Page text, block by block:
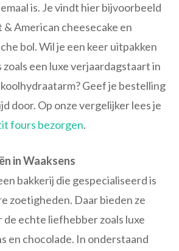
is. Je vindt hier bijvoorbeeld
American cheesecake en
bol. Wil je een keer uitpakken
zoals een luxe verjaardagstaart in
Geef je bestelling
door. Op onze vergelijker lees je
fours bezorgen.
in Waaksens
bakkerij die gespecialiseerd is
zoetigheden. Daar bieden ze
de echte liefhebber zoals luxe
en chocolade. In onderstaand